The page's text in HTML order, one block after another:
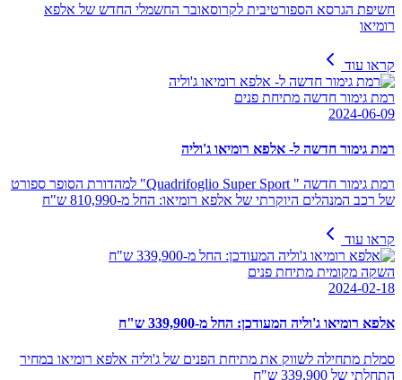
חשיפת הגרסא הספורטיבית לקרוסאובר החשמלי החדש של אלפא
רומיאו
קראו עוד
רמת גימור חדשה מתיחת פנים
2024-06-09
רמת גימור חדשה ל- אלפא רומיאו ג'וליה
רמת גימור חדשה " Quadrifoglio Super Sport" למהדורת הסופר ספורט
של רכב המנהלים היוקרתי של אלפא רומיאו: החל מ-810,990 ש"ח
קראו עוד
השקה מקומית מתיחת פנים
2024-02-18
אלפא רומיאו ג'וליה המעודכן: החל מ-339,900 ש"ח
סמלת מתחילה לשווק את מתיחת הפנים של ג'וליה אלפא רומיאו במחיר
התחלתי של 339,900 ש"ח